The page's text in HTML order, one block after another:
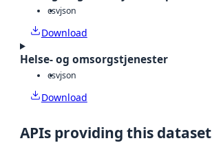
csvjson
Download
Helse- og omsorgstjenester
csvjson
Download
APIs providing this dataset